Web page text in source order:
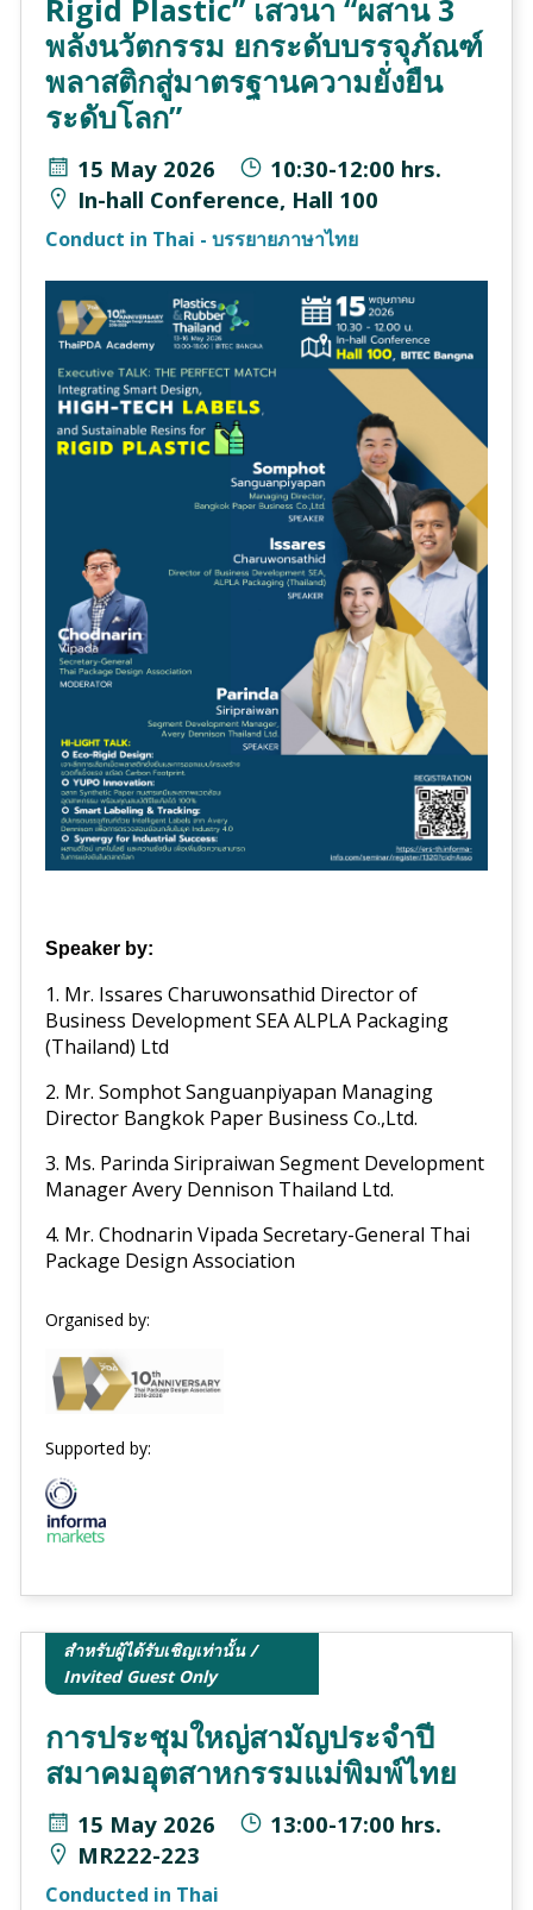
Rigid Plastic” เสวนา “ผสาน 3
พลังนวัตกรรม ยกระดับบรรจุภัณฑ์
พลาสติกสู่มาตรฐานความยั่งยืน
ระดับโลก”
15 May 2026
10:30-12:00 hrs.
In-hall Conference, Hall 100
Conduct in Thai - บรรยายภาษาไทย
Speaker by:
1. Mr. Issares Charuwonsathid Director of
Business Development SEA ALPLA Packaging
(Thailand) Ltd
2. Mr. Somphot Sanguanpiyapan Managing
Director Bangkok Paper Business Co.,Ltd.
3. Ms. Parinda Siripraiwan Segment Development
Manager Avery Dennison Thailand Ltd.
4. Mr. Chodnarin Vipada Secretary-General Thai
Package Design Association
Organised by:
Supported by:
สำหรับผู้ได้รับเชิญเท่านั้น /
Invited Guest Only
การประชุมใหญ่สามัญประจำปี
สมาคมอุตสาหกรรมแม่พิมพ์ไทย
15 May 2026
13:00-17:00 hrs.
MR222-223
Conducted in Thai